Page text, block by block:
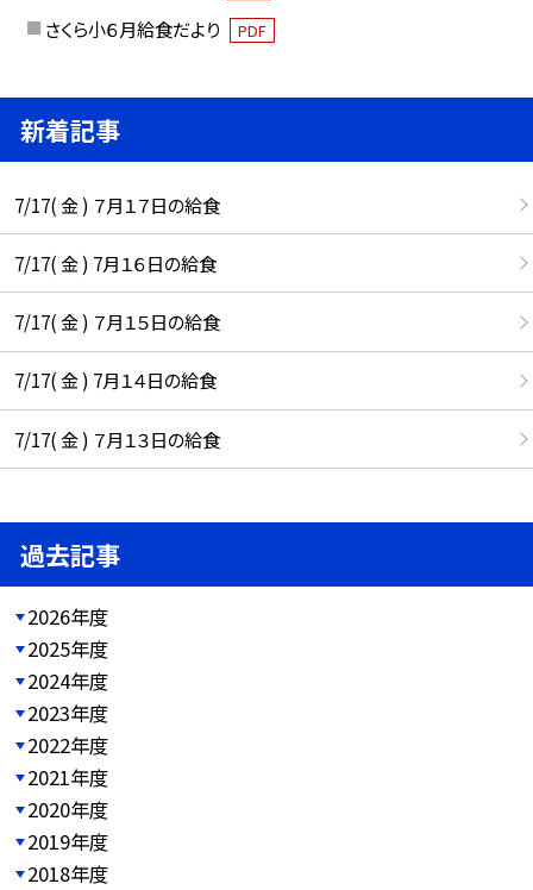
さくら小６月給食だより
PDF
新着記事
7/17( 金 ) ７月１７日の給食
7/17( 金 ) 7月１６日の給食
7/17( 金 ) ７月１５日の給食
7/17( 金 ) 7月１４日の給食
7/17( 金 ) ７月１３日の給食
過去記事
2026年度
2025年度
2024年度
2023年度
2022年度
2021年度
2020年度
2019年度
2018年度